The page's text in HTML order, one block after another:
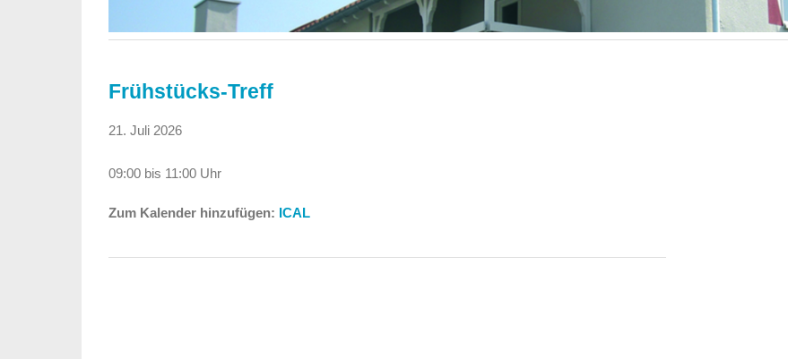
Frühstücks-Treff
21. Juli 2026
09:00 bis 11:00 Uhr
Zum Kalender hinzufügen: ICAL